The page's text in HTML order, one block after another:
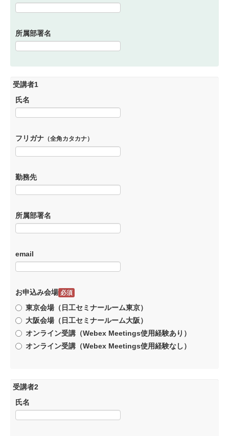
所属部署名
受講者1
氏名
フリガナ （全角カタカナ）
勤務先
所属部署名
email
お申込み会場 必須
東京会場（日工セミナールーム東京）
大阪会場（日工セミナールーム大阪）
オンライン受講（Webex Meetings使用経験あり）
オンライン受講（Webex Meetings使用経験なし）
受講者2
氏名